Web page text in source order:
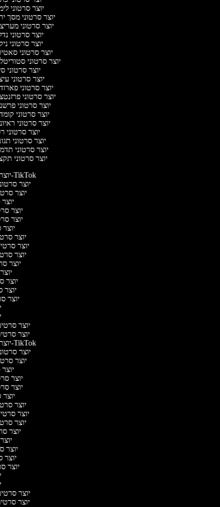
יוצר סרטוני
יוצר סרטוני מסך
יוצר סרטוני
יוצר סרטוני
יוצר סרטוני
יוצר סרטוני
יוצר סרטוני
יוצר סרטוני
יוצר סרטוני
יוצר סרטוני
יוצר סרטוני
יוצר סרטוני
יוצר סרטוני
יוצר סרטוני
יוצר סרטוני
יוצר סרטוני
יוצר סרטוני
יוצר סרטוני
יוצר סרטונים ל-TikTok
יוצר
יוצר
יוצר
יוצר
יוצר
יוצר
יוצר סרטי
יוצר
יוצר
יוצר
יוצר
יוצר
יוצר
יוצר
יוצר סרטונים ל-TikTok
יוצר
יוצר
יוצר
יוצר
יוצר
יוצר
יוצר סרטי
יוצר
יוצר
יוצר
יוצר
יוצר
יוצר
יוצר